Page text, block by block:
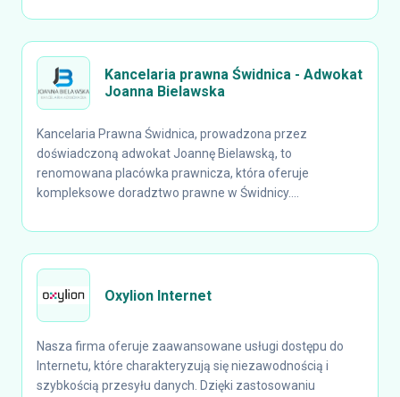
Kancelaria prawna Świdnica - Adwokat
Joanna Bielawska
Kancelaria Prawna Świdnica, prowadzona przez
doświadczoną adwokat Joannę Bielawską, to
renomowana placówka prawnicza, która oferuje
kompleksowe doradztwo prawne w Świdnicy....
Oxylion Internet
Nasza firma oferuje zaawansowane usługi dostępu do
Internetu, które charakteryzują się niezawodnością i
szybkością przesyłu danych. Dzięki zastosowaniu